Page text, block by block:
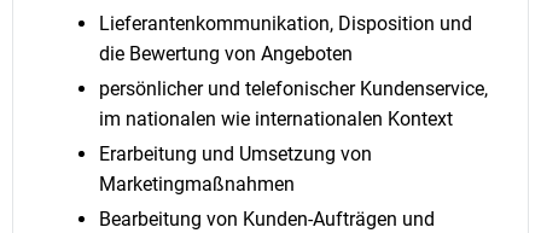
Lieferantenkommunikation, Disposition und
die Bewertung von Angeboten
persönlicher und telefonischer Kundenservice,
im nationalen wie internationalen Kontext
Erarbeitung und Umsetzung von
Marketingmaßnahmen
Bearbeitung von Kunden-Aufträgen und